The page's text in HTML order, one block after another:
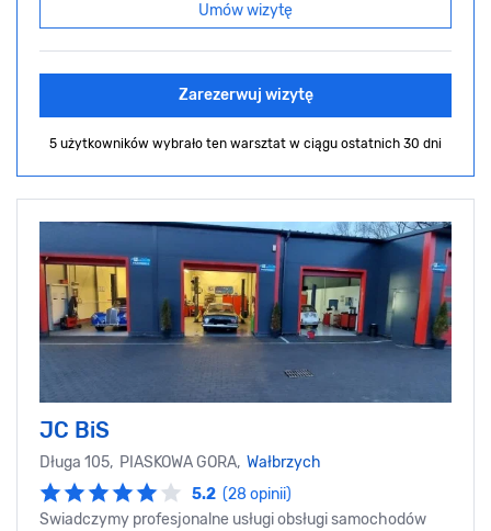
Umów wizytę
Zarezerwuj wizytę
5 użytkowników wybrało ten warsztat w ciągu ostatnich 30 dni
JC BiS
Długa 105, PIASKOWA GORA, Wałbrzych
5.2 (28 opinii)
Swiadczymy profesjonalne usługi obsługi samochodów